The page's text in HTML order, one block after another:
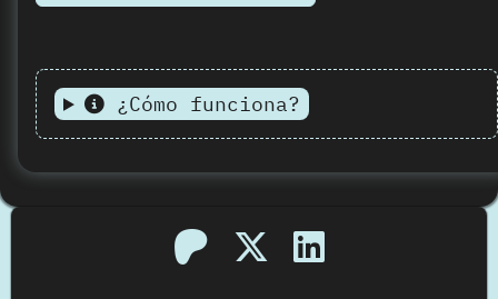
¿Cómo funciona?